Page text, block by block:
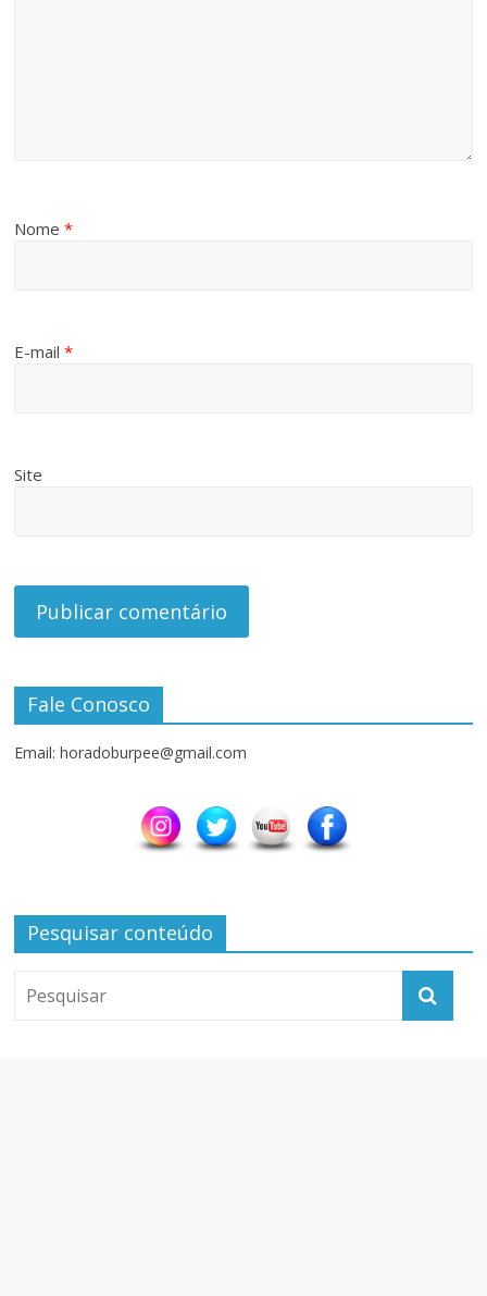
Nome*
E-mail*
Site
Fale Conosco
Email: horadoburpee@gmail.com
Pesquisar conteúdo